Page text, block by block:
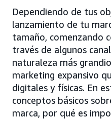
Dependiendo de tus
lanzamiento de tu
tamaño, comenzando
través de algunos
naturaleza más
marketing expansivo
digitales y físicas. En
conceptos básicos
marca, por qué es